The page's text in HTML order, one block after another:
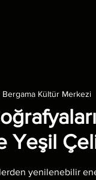
Bergama Kültür Merkezi
Yeşil
yenilenebilir